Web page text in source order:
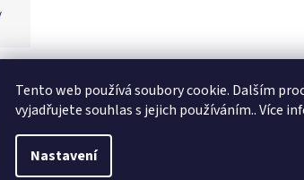
Tento web používá soubory cookie. Dalším
vyjadřujete souhlas s jejich používáním.. Více
Nastavení
6.8. do 7.8. přerušen.
Vašich
Prezentace SOH.cz
práva vyhrazena.